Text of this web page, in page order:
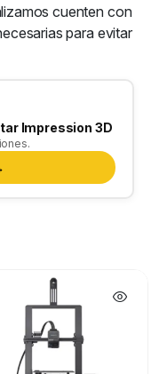
cuenten con
para evitar
Impression 3D